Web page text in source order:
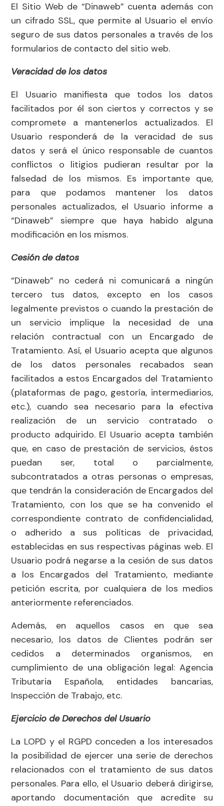
El Sitio Web de “Dinaweb” cuenta además con
un cifrado SSL, que permite al Usuario el envío
seguro de sus datos personales a través de los
formularios de contacto del sitio web.
Veracidad de los datos
El Usuario manifiesta que todos los datos
facilitados por él son ciertos y correctos y se
compromete a mantenerlos actualizados. El
Usuario responderá de la veracidad de sus
datos y será el único responsable de cuantos
conflictos o litigios pudieran resultar por la
falsedad de los mismos. Es importante que,
para que podamos mantener los datos
personales actualizados, el Usuario informe a
“Dinaweb” siempre que haya habido alguna
modificación en los mismos.
Cesión de datos
“Dinaweb” no cederá ni comunicará a ningún
tercero tus datos, excepto en los casos
legalmente previstos o cuando la prestación de
un servicio implique la necesidad de una
relación contractual con un Encargado de
Tratamiento. Así, el Usuario acepta que algunos
de los datos personales recabados sean
facilitados a estos Encargados del Tratamiento
(plataformas de pago, gestoría, intermediarios,
etc.), cuando sea necesario para la efectiva
realización de un servicio contratado o
producto adquirido. El Usuario acepta también
que, en caso de prestación de servicios, éstos
puedan ser, total o parcialmente,
subcontratados a otras personas o empresas,
que tendrán la consideración de Encargados del
Tratamiento, con los que se ha convenido el
correspondiente contrato de confidencialidad,
o adherido a sus políticas de privacidad,
establecidas en sus respectivas páginas web. El
Usuario podrá negarse a la cesión de sus datos
a los Encargados del Tratamiento, mediante
petición escrita, por cualquiera de los medios
anteriormente referenciados.
Además, en aquellos casos en que sea
necesario, los datos de Clientes podrán ser
cedidos a determinados organismos, en
cumplimiento de una obligación legal: Agencia
Tributaria Española, entidades bancarias,
Inspección de Trabajo, etc.
Ejercicio de Derechos del Usuario
La LOPD y el RGPD conceden a los interesados
la posibilidad de ejercer una serie de derechos
relacionados con el tratamiento de sus datos
personales. Para ello, el Usuario deberá dirigirse,
aportando documentación que acredite su